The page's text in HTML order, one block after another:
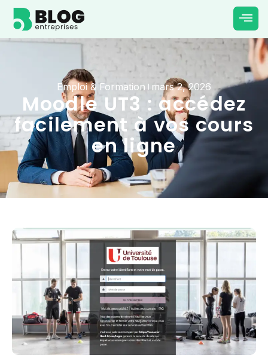
Emploi & Formation mars 2, 2026
Moodle UT3 : accédez
facilement à vos cours
en ligne